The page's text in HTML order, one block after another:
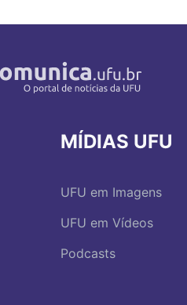
MÍDIAS UFU
UFU em Imagens
UFU em Vídeos
Podcasts